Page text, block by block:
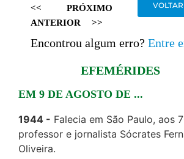
<<
ANTERIOR
PRÓXIMO
>>
Encontrou algum erro? Entre
EFEMÉRIDES
EM 9 DE AGOSTO DE ...
1944
Falecia em São Paulo, aos
professor e jornalista Sócrates
Oliveira.